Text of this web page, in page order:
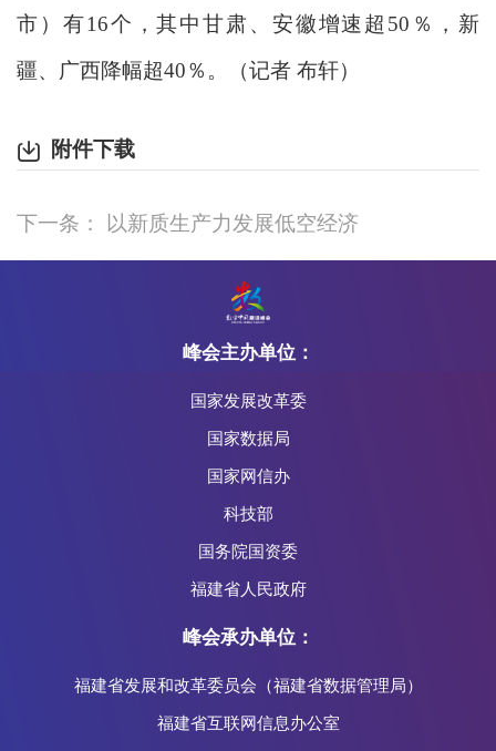
市）有16个，其中甘肃、安徽增速超50％，新
疆、广西降幅超40％。（记者 布轩）
附件下载
下一条： 以新质生产力发展低空经济
峰会主办单位：
国家发展改革委
国家数据局
国家网信办
科技部
国务院国资委
福建省人民政府
峰会承办单位：
福建省发展和改革委员会（福建省数据管理局）
福建省互联网信息办公室